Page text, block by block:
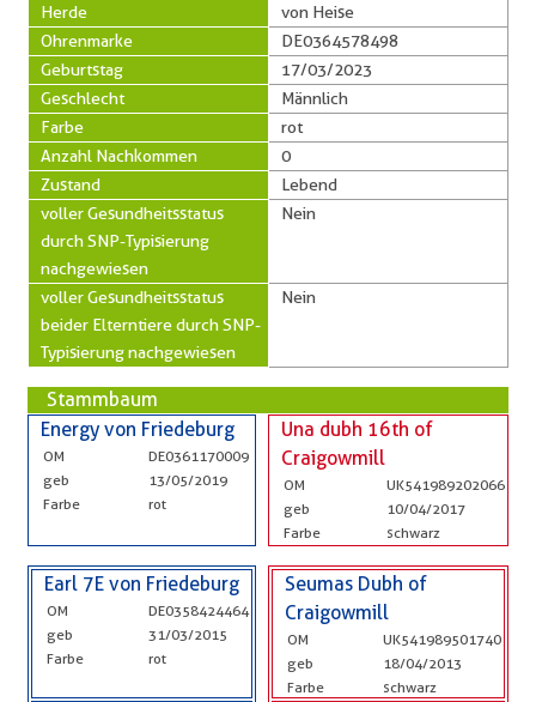
Herde
von Heise
Ohrenmarke
DE0364578498
Geburtstag
17/03/2023
Geschlecht
Männlich
Farbe
rot
Anzahl Nachkommen
0
Zustand
Lebend
voller Gesundheitsstatus
durch SNP-Typisierung
nachgewiesen
Nein
voller Gesundheitsstatus
beider Elterntiere durch SNP-
Typisierung nachgewiesen
Nein
Stammbaum
Energy von Friedeburg
OM
DE0361170009
geb
13/05/2019
Farbe
rot
Una dubh 16th of
Craigowmill
OM
UK541989202066
geb
10/04/2017
Farbe
schwarz
Earl 7E von Friedeburg
OM
DE0358424464
geb
31/03/2015
Farbe
rot
Seumas Dubh of
Craigowmill
OM
UK541989501740
geb
18/04/2013
Farbe
schwarz